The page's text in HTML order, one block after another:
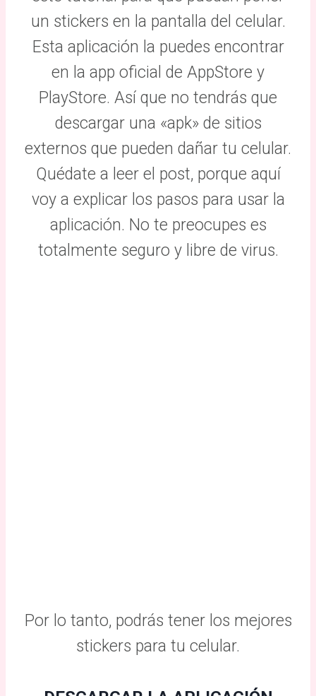
un stickers en la pantalla del celular.
Esta aplicación la puedes encontrar
en la app oficial de AppStore y
PlayStore. Así que no tendrás que
descargar una «apk» de sitios
externos que pueden dañar tu celular.
Quédate a leer el post, porque aquí
voy a explicar los pasos para usar la
aplicación. No te preocupes es
totalmente seguro y libre de virus.
Por lo tanto, podrás tener los mejores
stickers para tu celular.